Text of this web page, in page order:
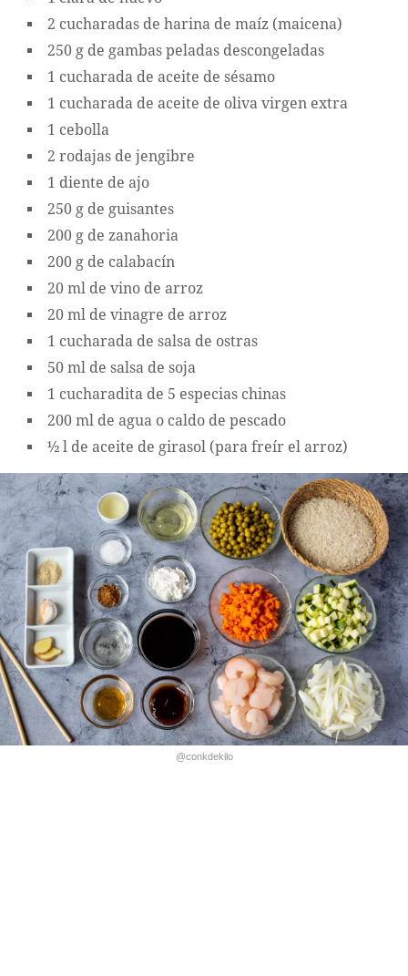
2 cucharadas de harina de maíz (maicena)
250 g de gambas peladas descongeladas
1 cucharada de aceite de sésamo
1 cucharada de aceite de oliva virgen extra
1 cebolla
2 rodajas de jengibre
1 diente de ajo
250 g de guisantes
200 g de zanahoria
200 g de calabacín
20 ml de vino de arroz
20 ml de vinagre de arroz
1 cucharada de salsa de ostras
50 ml de salsa de soja
1 cucharadita de 5 especias chinas
200 ml de agua o caldo de pescado
½ l de aceite de girasol (para freír el arroz)
@conkdekilo